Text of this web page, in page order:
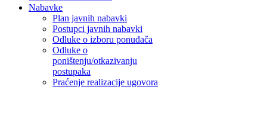
Nabavke
Plan javnih nabavki
Postupci javnih nabavki
Odluke o izboru ponuđača
Odluke o
poništenju/otkazivanju
postupaka
Praćenje realizacije ugovora